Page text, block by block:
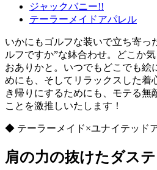
ジャックバニー!!
テーラーメイドアパレル
いかにもゴルフな装いで立ち寄っ
ルフですか”な鉢合わせ。どこか
おありかと。いつでもどこでも絵
めにも、そしてリラックスした着
き帰りにするためにも、モテる無
ことを激推しいたします！
◆ テーラーメイド×ユナイテッド
肩の力の抜けたダス